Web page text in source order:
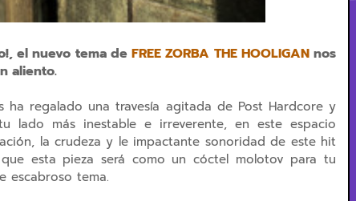
el nuevo tema de FREE ZORBA THE HOOLIGANnos
aliento.
ha regalado una travesía agitada de Post Hardcore y
lado más inestable e irreverente, en este espacio
la crudeza y le impactante sonoridad de este hit
esta pieza será como un cóctel molotov para tu
escabroso tema.